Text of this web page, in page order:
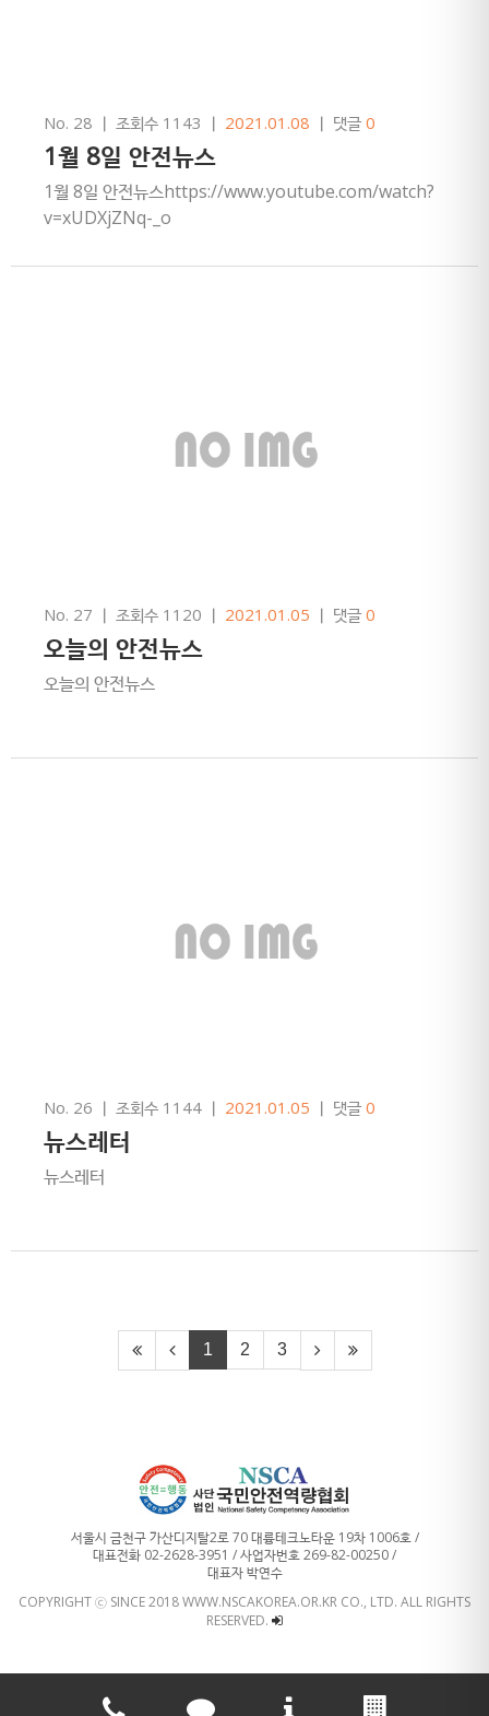
No. 28 ㅣ 조회수 1143 ㅣ 2021.01.08 ㅣ 댓글0
1월 8일 안전뉴스
1월 8일 안전뉴스https://www.youtube.com/watch?
v=xUDXjZNq-_o
No. 27 ㅣ 조회수 1120 ㅣ 2021.01.05 ㅣ 댓글0
오늘의 안전뉴스
오늘의 안전뉴스
No. 26 ㅣ 조회수 1144 ㅣ 2021.01.05 ㅣ 댓글0
뉴스레터
뉴스레터
1 2 3
서울시 금천구 가산디지탈2로 70 대륭테크노타운 19차 1006호 /
대표전화 02-2628-3951 / 사업자번호 269-82-00250 /
대표자 박연수
COPYRIGHT ⓒ SINCE 2018 WWW.NSCAKOREA.OR.KR CO., LTD. ALL RIGHTS
RESERVED.